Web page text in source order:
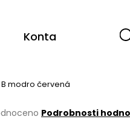
Kontakt
modro červená
Podrobnosti